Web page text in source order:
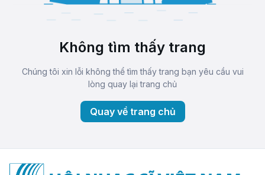
Không tìm thấy trang
Chúng tôi xin lỗi không thể tìm thấy trang bạn yêu cầu vui
lòng quay lại trang chủ
Quay về trang chủ